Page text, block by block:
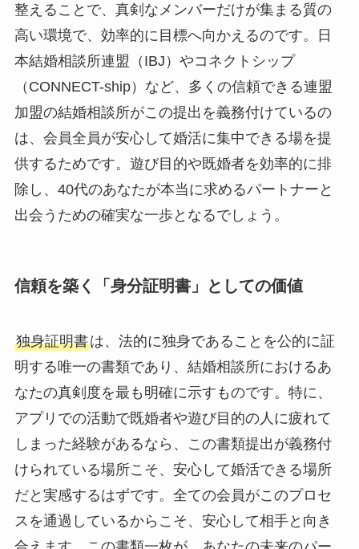
整えることで、真剣なメンバーだけが集まる質の
高い環境で、効率的に目標へ向かえるのです。日
本結婚相談所連盟（IBJ）やコネクトシップ
（CONNECT-ship）など、多くの信頼できる連盟
加盟の結婚相談所がこの提出を義務付けているの
は、会員全員が安心して婚活に集中できる場を提
供するためです。遊び目的や既婚者を効率的に排
除し、40代のあなたが本当に求めるパートナーと
出会うための確実な一歩となるでしょう。
信頼を築く「身分証明書」としての価値
独身証明書は、法的に独身であることを公的に証
明する唯一の書類であり、結婚相談所におけるあ
なたの真剣度を最も明確に示すものです。特に、
アプリでの活動で既婚者や遊び目的の人に疲れて
しまった経験があるなら、この書類提出が義務付
けられている場所こそ、安心して婚活できる場所
だと実感するはずです。全ての会員がこのプロセ
スを通過しているからこそ、安心して相手と向き